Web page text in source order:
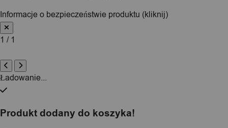
Informacje o bezpieczeństwie produktu (kliknij)
1 / 1
Ładowanie...
Produkt dodany do koszyka!